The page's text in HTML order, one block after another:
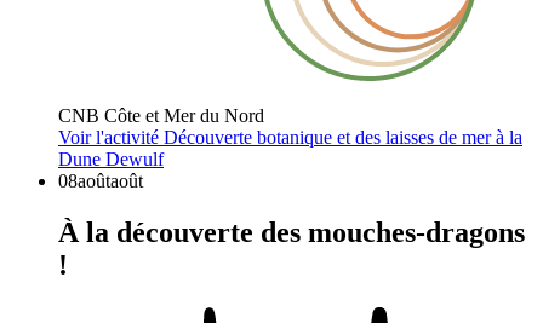
CNB Côte et Mer du Nord
Voir l'activité Découverte botanique et des laisses de mer à la
Dune Dewulf
08aoûtaoût
À la découverte des mouches-dragons
!